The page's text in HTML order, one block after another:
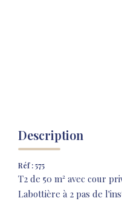
Description
Réf : 575
T2 de 50 m² avec cour
Labottière à 2 pas de